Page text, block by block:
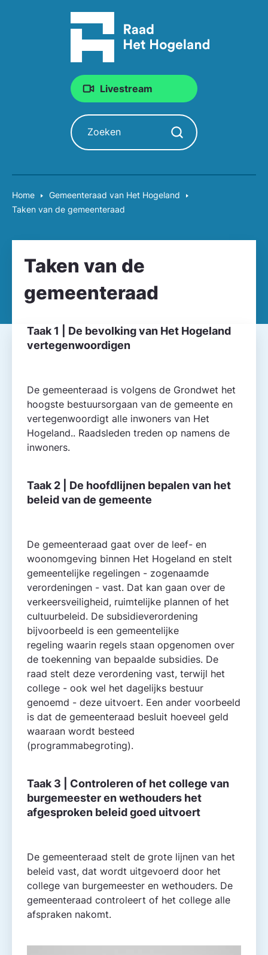
Livestream
Zoeken
Zoekopdracht starten
Home
Gemeente­raad van Het Hogeland
Taken van de gemeente­raad
Taken van de
gemeente­raad
Taak 1 | De bevolking van Het Hogeland
vertegenwoordigen
De gemeente­raad is volgens de Grondwet het
hoogste bestuursorgaan van de gemeente en
vertegenwoordigt alle inwoners van Het
Hogeland.. Raadsleden treden op namens de
inwoners.
Taak 2 | De hoofdlijnen bepalen van het
beleid van de gemeente
De gemeente­raad gaat over de leef- en
woonomgeving binnen Het Hogeland en stelt
gemeentelijke regelingen - zogenaamde
verordeningen - vast. Dat kan gaan over de
verkeersveiligheid, ruimtelijke plannen of het
cultuurbeleid. De subsidieverordening
bijvoorbeeld is een gemeentelijke
regeling waarin regels staan opgenomen over
de toekenning van bepaalde subsidies. De
raad stelt deze verordening vast, terwijl het
college - ook wel het dagelijks bestuur
genoemd - deze uitvoert. Een ander voorbeeld
is dat de gemeente­raad besluit hoeveel geld
waaraan wordt besteed
(programmabegroting).
Taak 3 | Controleren of het college van
burgemeester en wethouders het
afgesproken beleid goed uitvoert
De gemeente­raad stelt de grote lijnen van het
beleid vast, dat wordt uitgevoerd door het
college van burgemeester en wethouders. De
gemeente­raad controleert of het college alle
afspraken nakomt.